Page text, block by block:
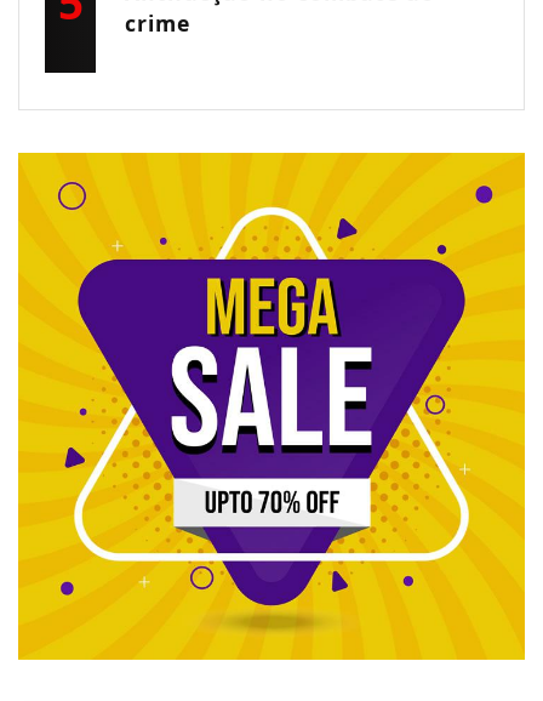
crime